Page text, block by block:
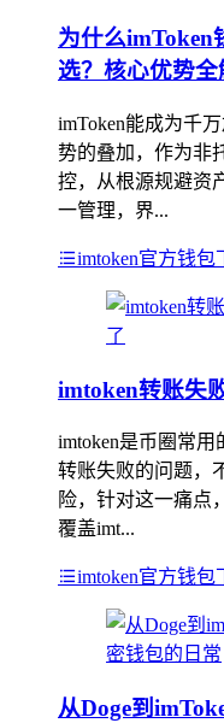
为什么imToken
选？核心优势全
imToken能成为千
势的叠加，作为非
控，从根源规避资
一管理，界...
imtoken官方钱包
imtoken转账失
imtoken是币圈常
转账失败的问题，
险，针对这一痛点
覆盖imt...
imtoken官方钱包
从Doge到